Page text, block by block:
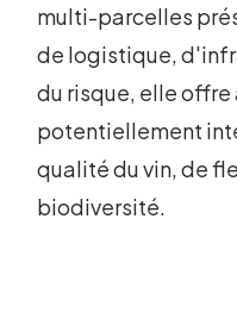
multi-parcelles
de logistique,
du risque, elle
potentiellement
qualité du vin, de
biodiversité.